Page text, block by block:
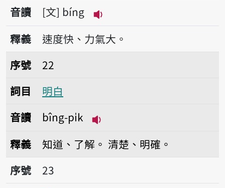
音讀
文 bíng
播放音讀bíng
釋義
速度快、力氣大。
序號22明白
序號
22
詞目
明白
音讀
bîng-pi̍k
釋義 知道、了解。 清楚、明確。
序號23蜜
序號
23